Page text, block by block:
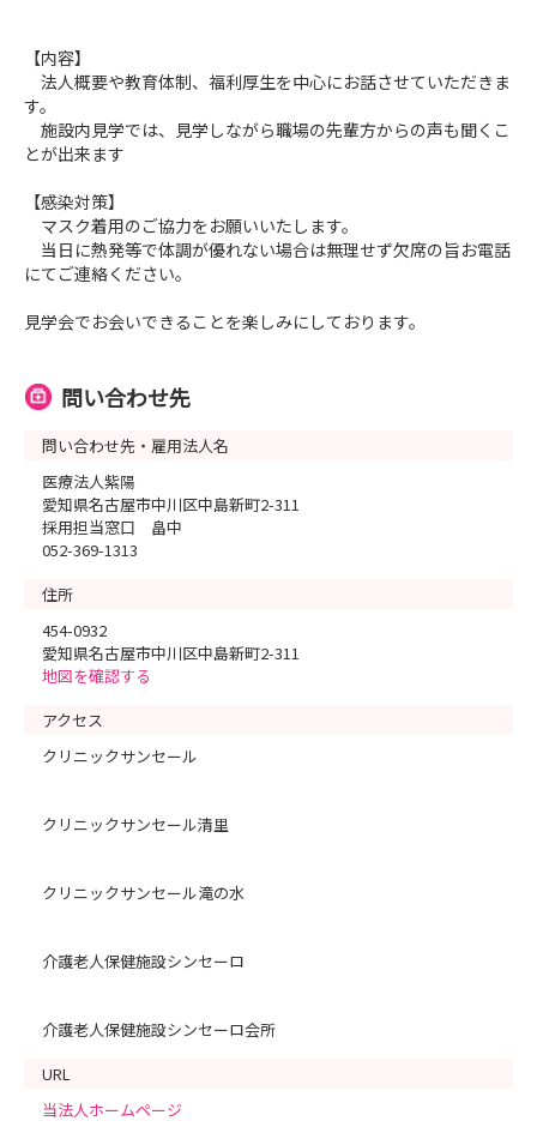
【内容】
法人概要や教育体制、福利厚生を中心にお話させていただきま
す。
施設内見学では、見学しながら職場の先輩方からの声も聞くこ
とが出来ます
【感染対策】
マスク着用のご協力をお願いいたします。
当日に熱発等で体調が優れない場合は無理せず欠席の旨お電話
にてご連絡ください。
見学会でお会いできることを楽しみにしております。
問い合わせ先
問い合わせ先・雇用法人名
医療法人紫陽
愛知県名古屋市中川区中島新町2-311
採用担当窓口 畠中
052-369-1313
住所
454-0932
愛知県名古屋市中川区中島新町2-311
地図を確認する
アクセス
クリニックサンセール
クリニックサンセール清里
クリニックサンセール滝の水
介護老人保健施設シンセーロ
介護老人保健施設シンセーロ会所
URL
当法人ホームページ